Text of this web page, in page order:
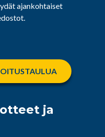
ajankohtaiset
ja